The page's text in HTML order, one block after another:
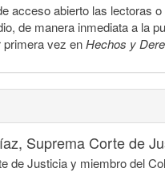
acceso abierto las lectoras
de manera inmediata a la
primera vez enHechos y
Suprema Corte de
de Justicia y miembro del